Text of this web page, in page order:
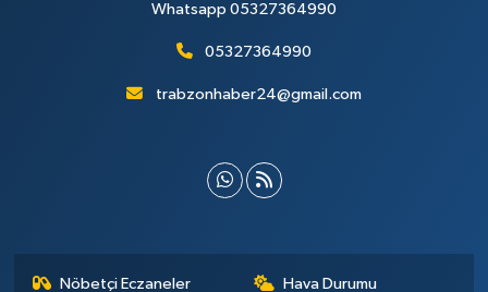
Whatsapp 05327364990
05327364990
trabzonhaber24@gmail.com
Nöbetçi Eczaneler Hava Durumu